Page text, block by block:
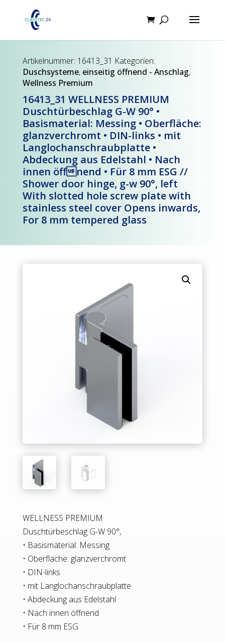
Products
Artikelnummer: 16413_31 Kategorien:
Duschsysteme, einseitig öffnend - Anschlag,
Wellness Premium
16413_31 WELLNESS PREMIUM
Duschtürbeschlag G-W 90° •
Basismaterial: Messing • Oberfläche:
glanzverchromt • DIN-links • mit
Langlochanschraubplatte •
Abdeckung aus Edelstahl • Nach
innen öffnend • Für 8 mm ESG //
Shower door hinge, g-w 90°, left
With slotted hole screw plate with
stainless steel cover Opens inwards,
For 8 mm tempered glass
WELLNESS PREMIUM
Duschtürbeschlag G-W 90°,
• Basismaterial: Messing
• Oberfläche: glanzverchromt
• DIN-links
• mit Langlochanschraubplatte
• Abdeckung aus Edelstahl
• Nach innen öffnend
• Für 8 mm ESG